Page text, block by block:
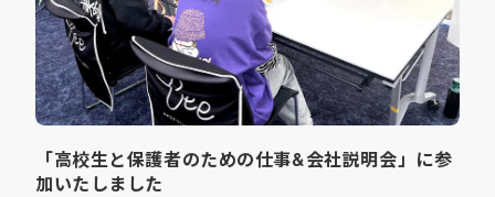
「高校生と保護者のための仕事&会社説明会」に参
加いたしました